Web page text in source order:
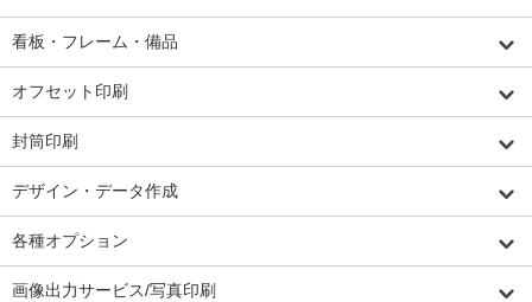
看板・フレーム・備品
オフセット印刷
封筒印刷
デザイン・データ作成
各種オプション
画像出力サービス/写真印刷